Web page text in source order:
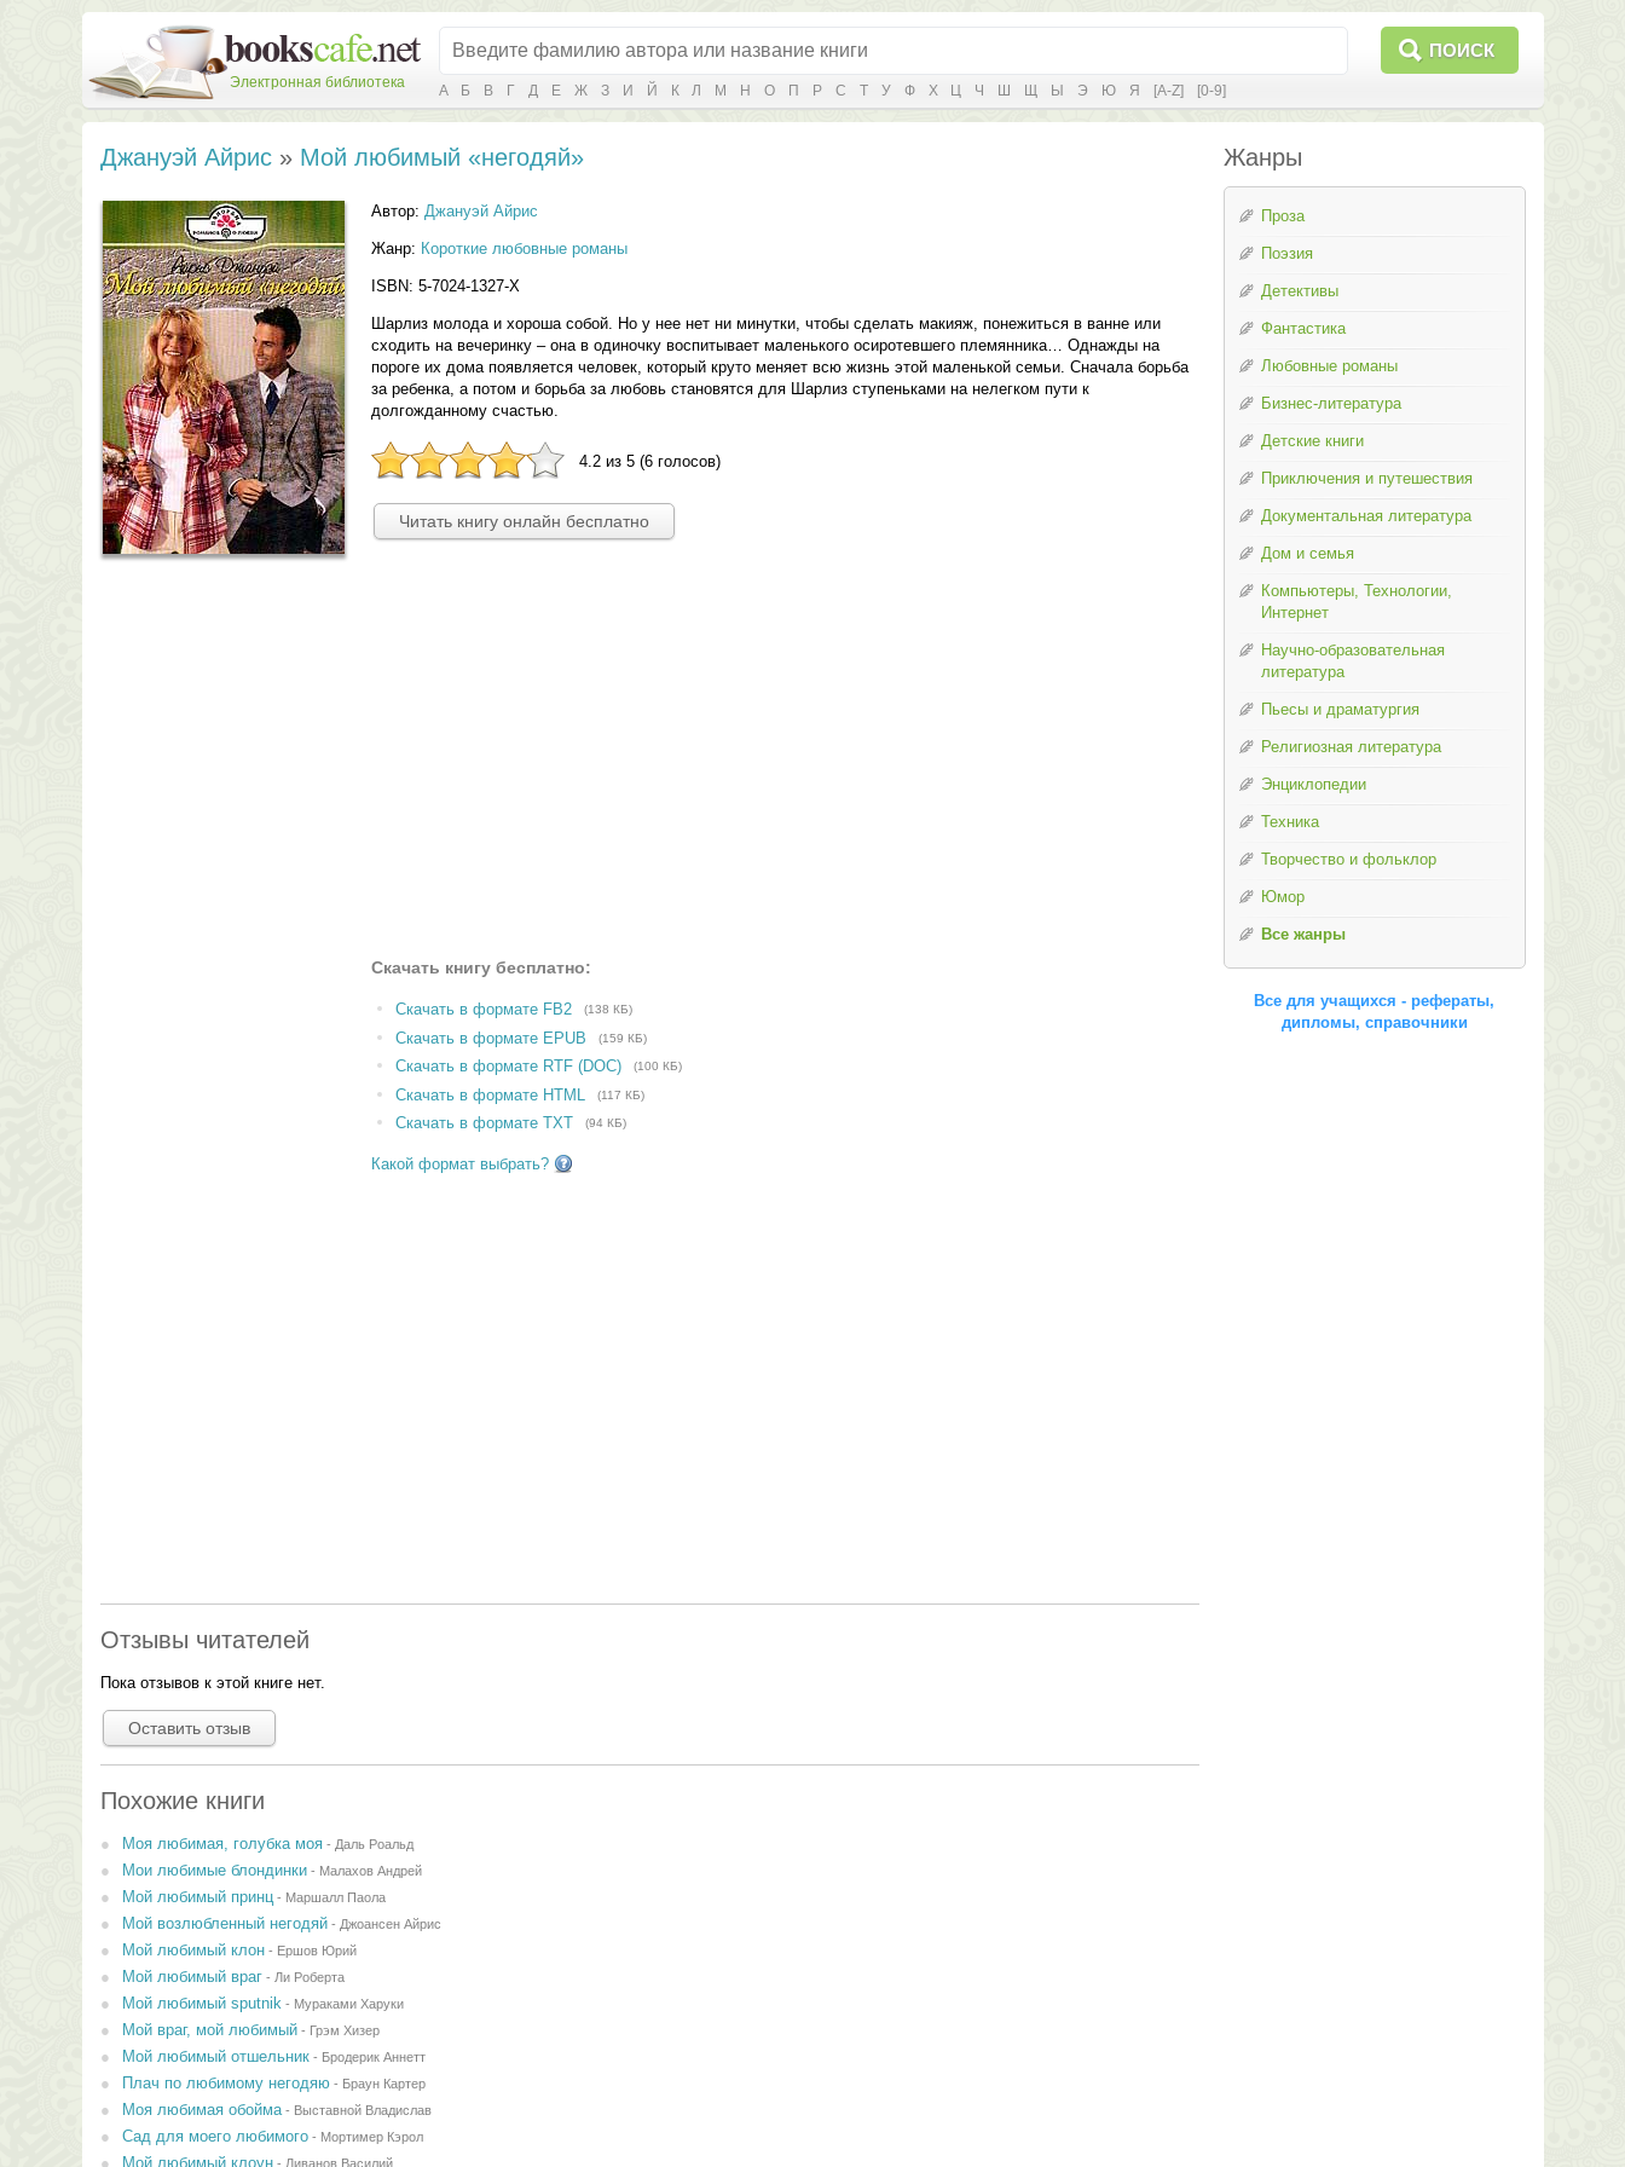
Электронная библиотека
ПОИСК
А Б В Г Д Е Ж З И Й К Л М Н О П Р С Т У Ф Х Ц Ч Ш Щ Ы Э Ю Я [A-Z] [0-9]
Джануэй Айрис» Мой любимый «негодяй»
Автор: Джануэй Айрис
Жанр: Короткие любовные романы
ISBN: 5-7024-1327-Х
Шарлиз молода и хороша собой. Но у нее нет ни минутки, чтобы сделать макияж, понежиться в ванне или
сходить на вечеринку – она в одиночку воспитывает маленького осиротевшего племянника… Однажды на
пороге их дома появляется человек, который круто меняет всю жизнь этой маленькой семьи. Сначала борьба
за ребенка, а потом и борьба за любовь становятся для Шарлиз ступеньками на нелегком пути к
долгожданному счастью.
4.2 из 5 (6 голосов)
Читать книгу онлайн бесплатно
Скачать книгу бесплатно:
Скачать в формате FB2 (138 КБ)
Скачать в формате EPUB (159 КБ)
Скачать в формате RTF (DOC) (100 КБ)
Скачать в формате HTML (117 КБ)
Скачать в формате TXT (94 КБ)
Какой формат выбрать?
Отзывы читателей
Пока отзывов к этой книге нет.
Оставить отзыв
Похожие книги
Моя любимая, голубка моя- Даль Роальд
Мои любимые блондинки- Малахов Андрей
Мой любимый принц- Маршалл Паола
Мой возлюбленный негодяй- Джоансен Айрис
Мой любимый клон- Ершов Юрий
Мой любимый враг- Ли Роберта
Мой любимый sputnik - Мураками Харуки
Мой враг, мой любимый- Грэм Хизер
Мой любимый отшельник- Бродерик Аннетт
Плач по любимому негодяю- Браун Картер
Моя любимая обойма- Выставной Владислав
Сад для моего любимого- Мортимер Кэрол
Мой любимый клоун- Ливанов Василий
Жанры
Проза
Поэзия
Детективы
Фантастика
Любовные романы
Бизнес-литература
Детские книги
Приключения и путешествия
Документальная литература
Дом и семья
Компьютеры, Технологии,
Интернет
Научно-образовательная
литература
Пьесы и драматургия
Религиозная литература
Энциклопедии
Техника
Творчество и фольклор
Юмор
Все жанры
Все для учащихся - рефераты,
дипломы, справочники